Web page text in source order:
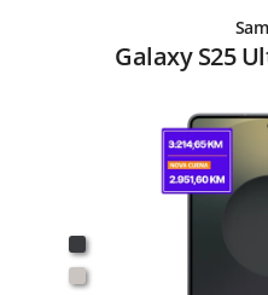
Galaxy S25